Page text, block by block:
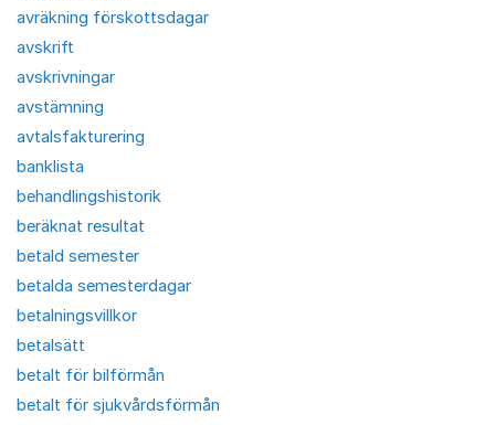
avräkning förskottsdagar
avskrift
avskrivningar
avstämning
avtalsfakturering
banklista
behandlingshistorik
beräknat resultat
betald semester
betalda semesterdagar
betalningsvillkor
betalsätt
betalt för bilförmån
betalt för sjukvårdsförmån